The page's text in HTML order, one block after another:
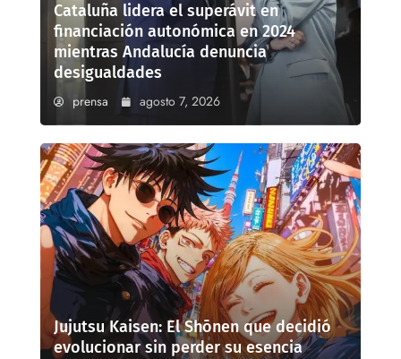
Cataluña lidera el superávit en
financiación autonómica en 2024
mientras Andalucía denuncia
desigualdades
prensa agosto 7, 2026
Jujutsu Kaisen: El Shōnen que decidió
evolucionar sin perder su esencia